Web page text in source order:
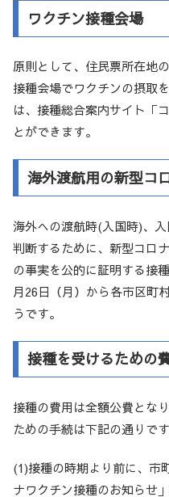
ワクチン接種会場
原則として、住民票所在地
接種会場でワクチンの摂取
は、接種総合案内サイト「
とができます。
海外渡航用の新型コ
海外への渡航時(入国時)、
判断するために、新型コロ
の事実を公的に証明する接
月26日（月）から各市区町
うです。
接種を受けるための
接種の費用は全額公費とな
ための手続は下記の通りです
(1)接種の時期より前に、市
ナワクチン接種のお知らせ